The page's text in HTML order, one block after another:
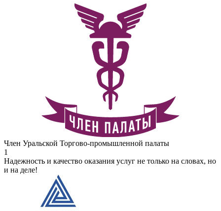
Член Уральской Торгово-промышленной палаты
1
Надежность и качество оказания услуг не только на словах, но
и на деле!